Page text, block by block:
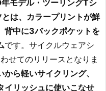
モデル・ツーリングTシ
は、カラープリントが鮮
背中に3バックポケットを
です。サイクルウェアシ
せてのリリースとなりま
ら軽いサイクリング、
イリッシュに使いこなせ